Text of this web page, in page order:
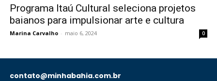
Programa Itaú Cultural seleciona projetos
baianos para impulsionar arte e cultura
Marina Carvalho - maio 6, 2024 0
contato@minhabahia.com.br